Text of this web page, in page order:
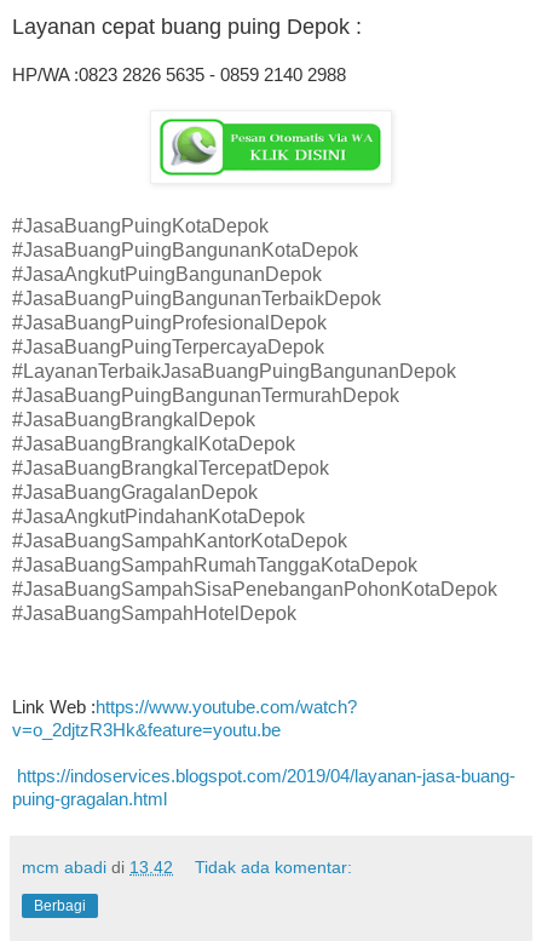
Layanan cepat buang puing Depok :
HP/WA :0823 2826 5635 - 0859 2140 2988
#JasaBuangPuingKotaDepok
#JasaBuangPuingBangunanKotaDepok
#JasaAngkutPuingBangunanDepok
#JasaBuangPuingBangunanTerbaikDepok
#JasaBuangPuingProfesionalDepok
#JasaBuangPuingTerpercayaDepok
#LayananTerbaikJasaBuangPuingBangunanDepok
#JasaBuangPuingBangunanTermurahDepok
#JasaBuangBrangkalDepok
#JasaBuangBrangkalKotaDepok
#JasaBuangBrangkalTercepatDepok
#JasaBuangGragalanDepok
#JasaAngkutPindahanKotaDepok
#JasaBuangSampahKantorKotaDepok
#JasaBuangSampahRumahTanggaKotaDepok
#JasaBuangSampahSisaPenebanganPohonKotaDepok
#JasaBuangSampahHotelDepok
Link Web :https://www.youtube.com/watch?
v=o_2djtzR3Hk&feature=youtu.be
https://indoservices.blogspot.com/2019/04/layanan-jasa-buang-
puing-gragalan.html
mcm abadi di 13.42 Tidak ada komentar:
Berbagi